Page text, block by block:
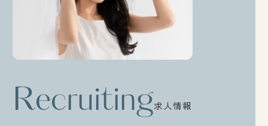
求人情報
Recruiting